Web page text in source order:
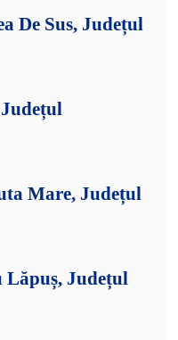
De Sus, Județul
Mare, Județul
Lăpuș, Județul